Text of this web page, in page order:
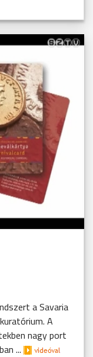
a Savaria
A
nagy port
...